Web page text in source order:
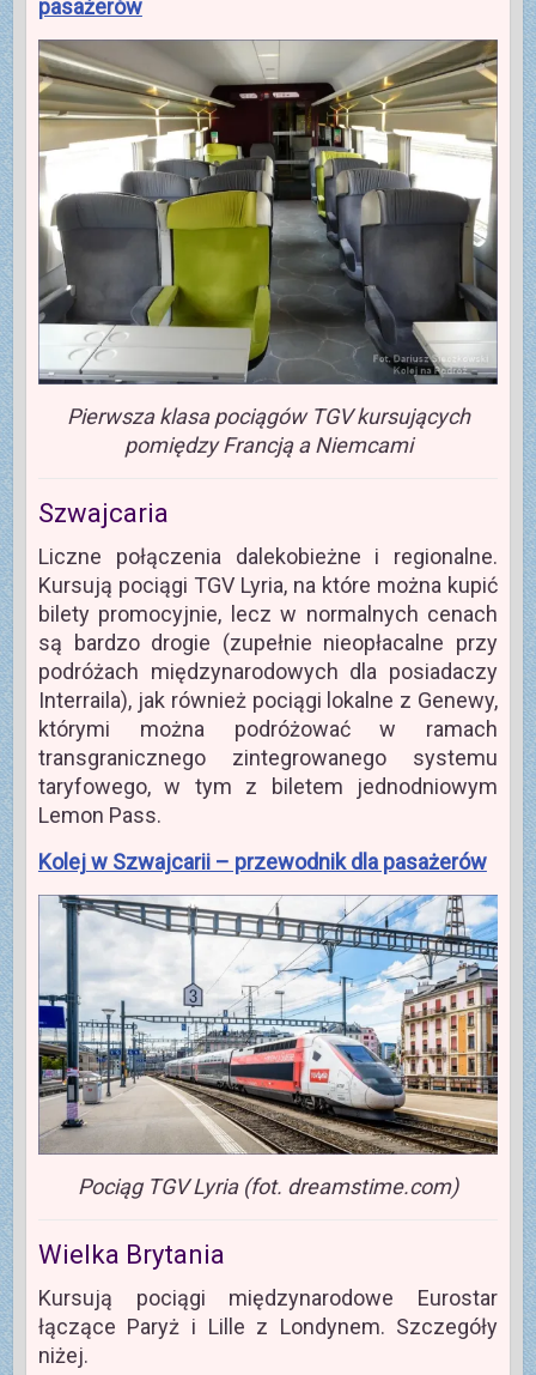
pasażerów
Pierwsza klasa pociągów TGV kursujących
pomiędzy Francją a Niemcami
Szwajcaria
Liczne połączenia dalekobieżne i regionalne.
Kursują pociągi TGV Lyria, na które można kupić
bilety promocyjnie, lecz w normalnych cenach
są bardzo drogie (zupełnie nieopłacalne przy
podróżach międzynarodowych dla posiadaczy
Interraila), jak również pociągi lokalne z Genewy,
którymi można podróżować w ramach
transgranicznego zintegrowanego systemu
taryfowego, w tym z biletem jednodniowym
Lemon Pass.
Kolej w Szwajcarii – przewodnik dla pasażerów
Pociąg TGV Lyria (fot. dreamstime.com)
Wielka Brytania
Kursują pociągi międzynarodowe Eurostar
łączące Paryż i Lille z Londynem. Szczegóły
niżej.